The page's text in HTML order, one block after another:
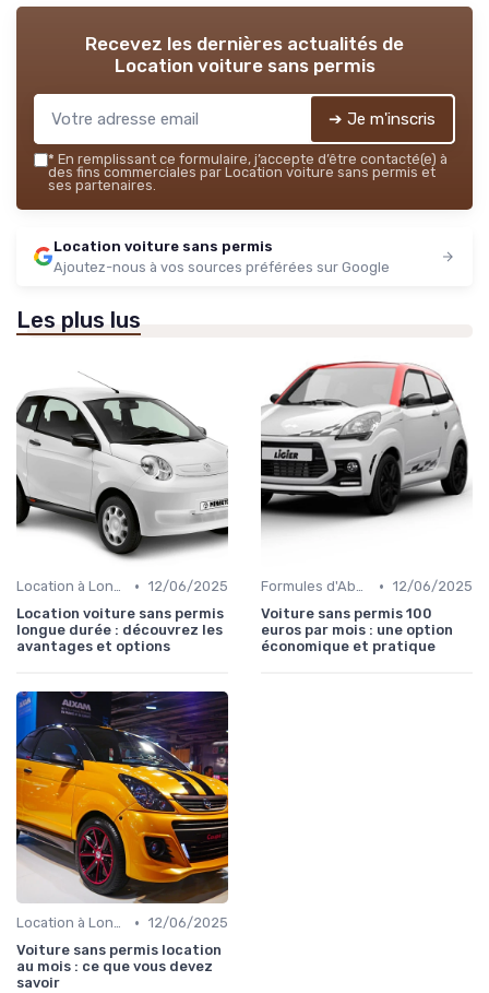
Recevez les dernières actualités de
Location voiture sans permis
➔ Je m'inscris
* En remplissant ce formulaire, j’accepte d’être contacté(e) à
des fins commerciales par Location voiture sans permis et
ses partenaires.
Location voiture sans permis
Ajoutez-nous à vos sources préférées sur Google
Les plus lus
Location à Long Terme • 12/06/2025
Location voiture sans permis
longue durée : découvrez les
avantages et options
Formules d'Abonnement • 12/06/2025
Voiture sans permis 100
euros par mois : une option
économique et pratique
Location à Long Terme • 12/06/2025
Voiture sans permis location
au mois : ce que vous devez
savoir